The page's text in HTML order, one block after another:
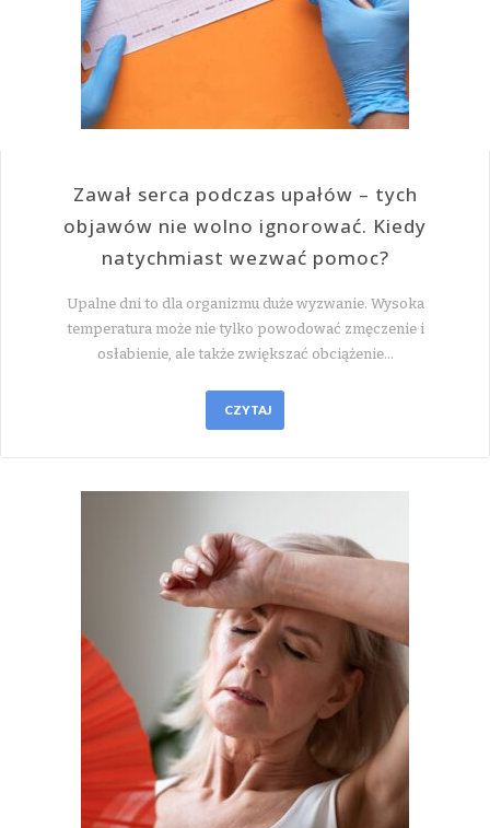
Zawał serca podczas upałów – tych
objawów nie wolno ignorować. Kiedy
natychmiast wezwać pomoc?
Upalne dni to dla organizmu duże wyzwanie. Wysoka
temperatura może nie tylko powodować zmęczenie i
osłabienie, ale także zwiększać obciążenie…
CZYTAJ